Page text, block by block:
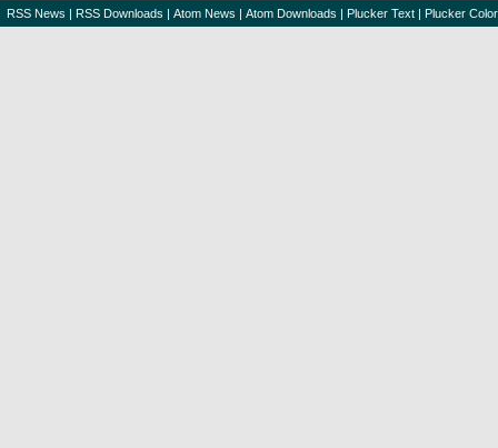
RSS News | RSS Downloads | Atom News | Atom Downloads | Plucker Text | Plucker Color